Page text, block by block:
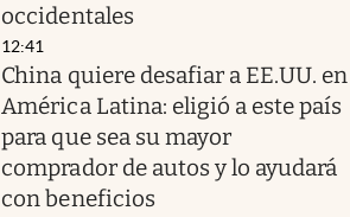
occidentales
12:41
China quiere desafiar a EE.UU. en
América Latina: eligió a este país
para que sea su mayor
comprador de autos y lo ayudará
con beneficios